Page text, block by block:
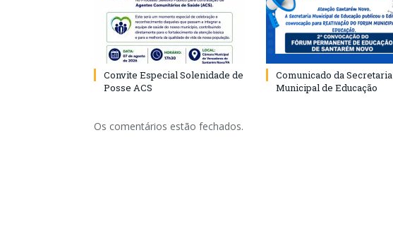
Convite Especial Solenidade de
Posse ACS
Comunicado da Secretaria
Municipal de Educação
Os comentários estão fechados.